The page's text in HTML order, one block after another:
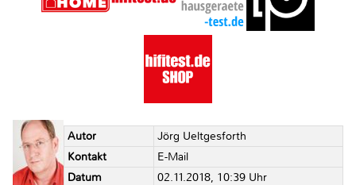
Autor
Jörg Ueltgesforth
Kontakt
E-Mail
Datum
02.11.2018, 10:39 Uhr